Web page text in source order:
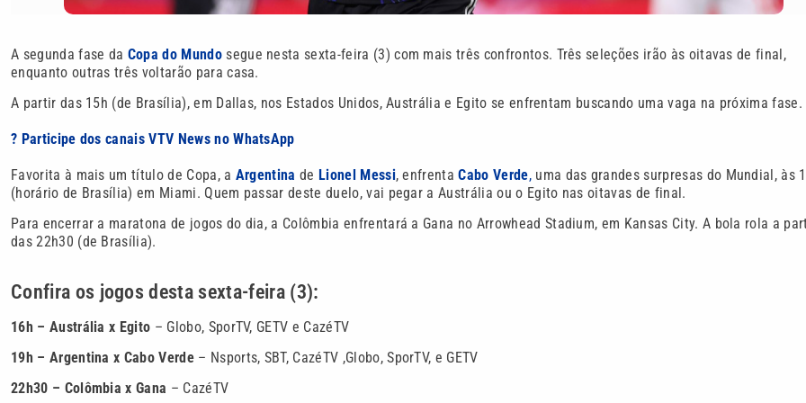
A segunda fase da Copa do Mundosegue nesta sexta-feira (3) com mais três confrontos. Três seleções irão às oitavas de final,
enquanto outras três voltarão para casa.
A partir das 15h (de Brasília), em Dallas, nos Estados Unidos, Austrália e Egito se enfrentam buscando uma vaga na próxima fase.
? Participe dos canais VTV News no WhatsApp
Favorita à mais um título de Copa, a Argentinade Lionel Messi, enfrentaCabo Verde,uma das grandes surpresas do Mundial, às
(horário de Brasília) em Miami. Quem passar deste duelo, vai pegar a Austrália ou o Egito nas oitavas de final.
Para encerrar a maratona de jogos do dia, a Colômbia enfrentará a Gana no Arrowhead Stadium, em Kansas City. A bola rola a
das 22h30 (de Brasília).
Confira os jogos desta sexta-feira (3):
16h – Austrália x Egito – Globo, SporTV, GETV e CazéTV
19h – Argentina x Cabo Verde – Nsports, SBT, CazéTV ,Globo, SporTV, e GETV
22h30 – Colômbia x Gana – CazéTV